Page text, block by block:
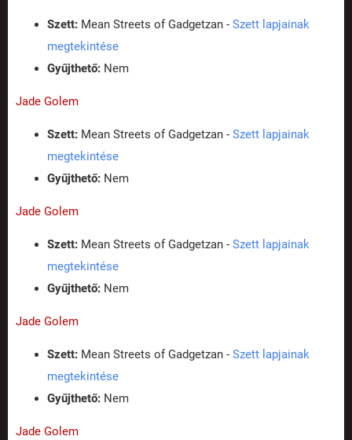
Szett: Mean Streets of Gadgetzan - Szett lapjainak
megtekintése
Gyűjthető: Nem
Jade Golem
Szett: Mean Streets of Gadgetzan - Szett lapjainak
megtekintése
Gyűjthető: Nem
Jade Golem
Szett: Mean Streets of Gadgetzan - Szett lapjainak
megtekintése
Gyűjthető: Nem
Jade Golem
Szett: Mean Streets of Gadgetzan - Szett lapjainak
megtekintése
Gyűjthető: Nem
Jade Golem